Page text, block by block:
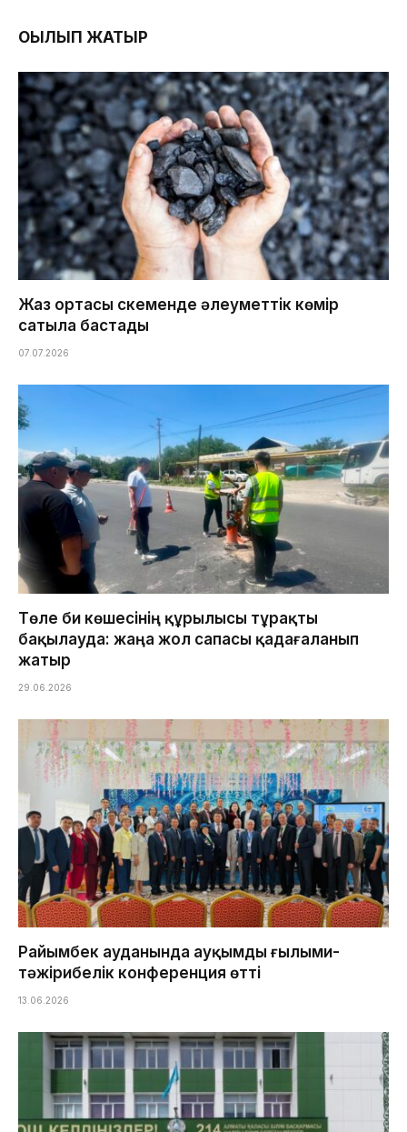
ОҚЫЛЫП ЖАТЫР
Жаз ортасы Өскеменде әлеуметтік көмір
сатыла бастады
07.07.2026
Төле би көшесінің құрылысы тұрақты
бақылауда: жаңа жол сапасы қадағаланып
жатыр
29.06.2026
Райымбек ауданында ауқымды ғылыми-
тәжірибелік конференция өтті
13.06.2026